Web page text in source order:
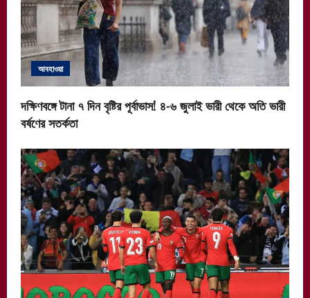
আবহাওয়া
দক্ষিণবঙ্গে টানা ৭ দিন বৃষ্টির পূর্বাভাস! ৪-৬ জুলাই ভারী থেকে অতি ভারী
বর্ষণের সতর্কতা